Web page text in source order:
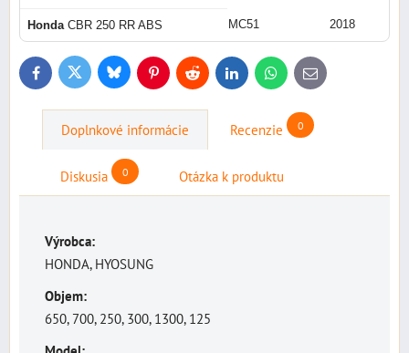
Honda CBR 250 RR ABS MC51 2018
FacebookTwitter BlueskyPinterestReddit LinkedInWhatsApp
E-
mail
Doplnkové informácie Recenzie 0
Diskusia 0 Otázka k produktu
Výrobca:
HONDA, HYOSUNG
Objem:
650, 700, 250, 300, 1300, 125